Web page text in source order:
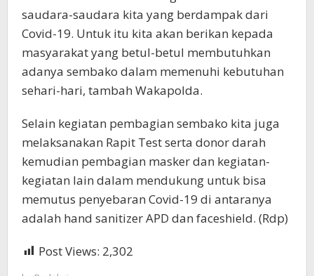
saudara-saudara kita yang berdampak dari
Covid-19. Untuk itu kita akan berikan kepada
masyarakat yang betul-betul membutuhkan
adanya sembako dalam memenuhi kebutuhan
sehari-hari, tambah Wakapolda.
Selain kegiatan pembagian sembako kita juga
melaksanakan Rapit Test serta donor darah
kemudian pembagian masker dan kegiatan-
kegiatan lain dalam mendukung untuk bisa
memutus penyebaran Covid-19 di antaranya
adalah hand sanitizer APD dan faceshield. (Rdp)
Post Views: 2,302